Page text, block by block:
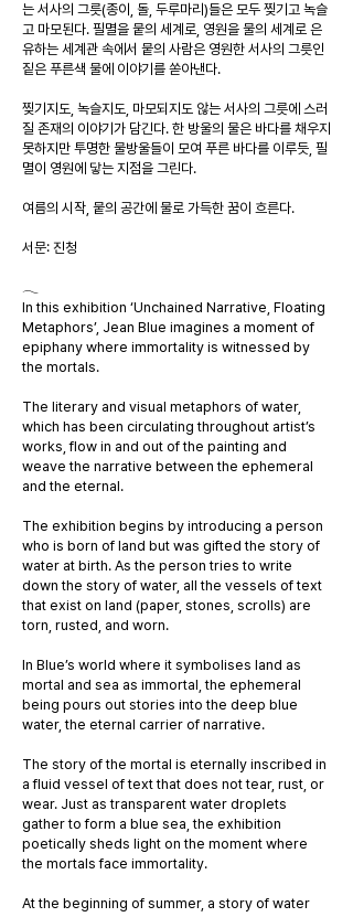
는 서사의 그릇(종이, 돌, 두루마리)들은 모두 찢기고 녹슬
고 마모된다. 필멸을 뭍의 세계로, 영원을 물의 세계로 은
유하는 세계관 속에서 뭍의 사람은 영원한 서사의 그릇인
짙은 푸른색 물에 이야기를 쏟아낸다.
찢기지도, 녹슬지도, 마모되지도 않는 서사의 그릇에 스러
질 존재의 이야기가 담긴다. 한 방울의 물은 바다를 채우지
못하지만 투명한 물방울들이 모여 푸른 바다를 이루듯, 필
멸이 영원에 닿는 지점을 그린다.
여름의 시작, 뭍의 공간에 물로 가득한 꿈이 흐른다.
​서문: 진청
𓂃
In this exhibition ‘Unchained Narrative, Floating
Metaphors’, Jean Blue imagines a moment of
epiphany where immortality is witnessed by
the mortals.
The literary and visual metaphors of water,
which has been circulating throughout artist’s
works, flow in and out of the painting and
weave the narrative between the ephemeral
and the eternal.
The exhibition begins by introducing a person
who is born of land but was gifted the story of
water at birth. As the person tries to write
down the story of water, all the vessels of text
that exist on land (paper, stones, scrolls) are
torn, rusted, and worn.
In Blue’s world where it symbolises land as
mortal and sea as immortal, the ephemeral
being pours out stories into the deep blue
water, the eternal carrier of narrative.
The story of the mortal is eternally inscribed in
a fluid vessel of text that does not tear, rust, or
wear. Just as transparent water droplets
gather to form a blue sea, the exhibition
poetically sheds light on the moment where
the mortals face immortality.
At the beginning of summer, a story of water